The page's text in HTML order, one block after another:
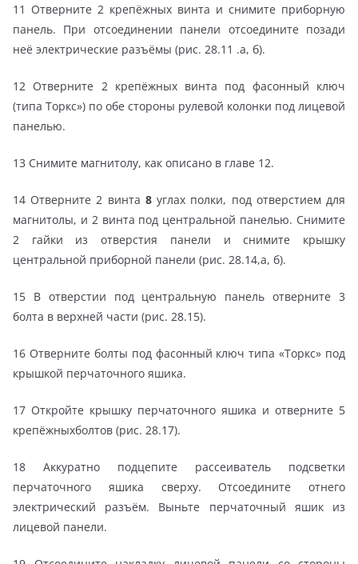
11 Отверните 2 крепёжных винта и снимите приборную
панель. При отсоединении панели отсоедините позади
неё электрические разъёмы (рис. 28.11 .а, б).
12 Отверните 2 крепёжных винта под фасонный ключ
(типа Торкс») по обе стороны рулевой колонки под лицевой
панелью.
13 Снимите магнитолу, как описано в главе 12.
14 Отверните 2 винта 8углах полки, под отверстием для
магнитолы, и 2 винта под центральной панелью. Снимите
2 гайки из отверстия панели и снимите крышку
центральной приборной панели (рис. 28.14,а, б).
15 В отверстии под центральную панель отверните 3
болта в верхней части (рис. 28.15).
16 Отверните болты под фасонный ключ типа «Торкс» под
крышкой перчаточного яшика.
17 Откройте крышку перчаточного яшика и отверните 5
крепёжныхболтов (рис. 28.17).
18 Аккуратно подцепите рассеиватель подсветки
перчаточного яшика сверху. Отсоедините отнего
электрический разъём. Выньте перчаточный яшик из
лицевой панели.